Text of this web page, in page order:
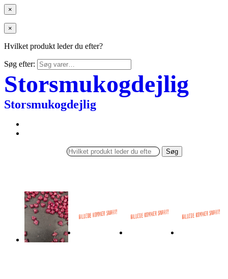
×
×
Hvilket produkt leder du efter?
Søg efter:
Storsmukogdejlig
Storsmukogdejlig
Søg